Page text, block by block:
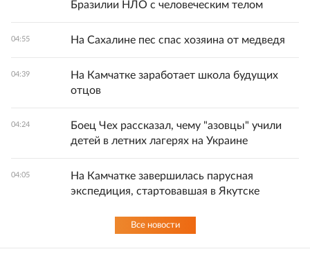
Бразилии НЛО с человеческим телом
04:55 На Сахалине пес спас хозяина от медведя
04:39
На Камчатке заработает школа будущих
отцов
04:24
Боец Чех рассказал, чему "азовцы" учили
детей в летних лагерях на Украине
04:05
На Камчатке завершилась парусная
экспедиция, стартовавшая в Якутске
Все новости